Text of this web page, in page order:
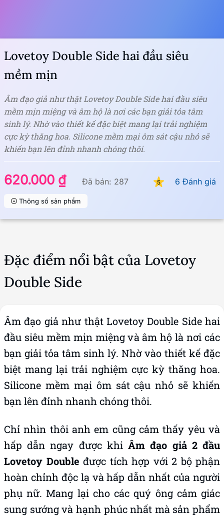
620.000 ₫ Đã bán: 287 5 6 Đánh giá
Thông số sản phẩm
Lovetoy Double Side hai đầu siêu
mềm mịn
Âm đạo giả như thật Lovetoy Double Side hai đầu siêu
mềm mịn miệng và âm hộ là nơi các bạn giải tỏa tâm
sinh lý. Nhờ vào thiết kế đặc biệt mang lại trải nghiệm
cực kỳ thăng hoa. Silicone mềm mại ôm sát cậu nhỏ sẽ
khiến bạn lên đỉnh nhanh chóng thôi.
Đặc điểm nổi bật của Lovetoy
Double Side
Âm đạo giả như thật Lovetoy Double Side hai
đầu siêu mềm mịn miệng và âm hộ là nơi các
bạn giải tỏa tâm sinh lý. Nhờ vào thiết kế đặc
biệt mang lại trải nghiệm cực kỳ thăng hoa.
Silicone mềm mại ôm sát cậu nhỏ sẽ khiến
bạn lên đỉnh nhanh chóng thôi.
Chỉ nhìn thôi anh em cũng cảm thấy yêu và
hấp dẫn ngay được khiÂm đạo giả 2 đầu
Lovetoy Double được tích hợp với 2 bộ phận
hoàn chỉnh độc lạ và hấp dẫn nhất của người
phụ nữ. Mang lại cho các quý ông cảm giác
sung sướng và hạnh phúc nhất mà sản phẩm